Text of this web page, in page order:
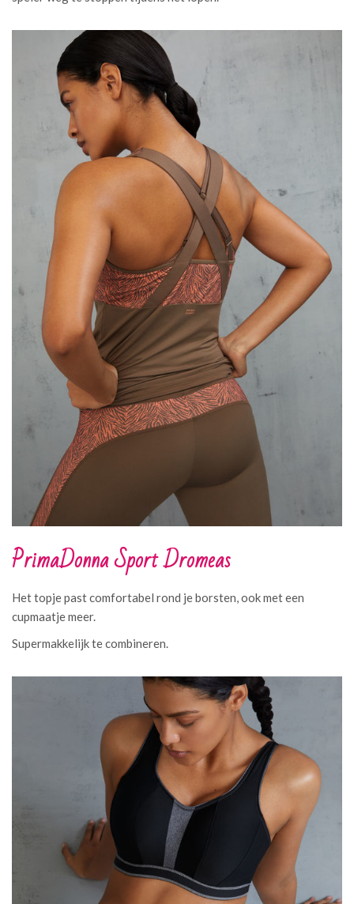
PrimaDonna Sport Dromeas
Het topje past comfortabel rond je borsten, ook met een
cupmaatje meer.
Supermakkelijk te combineren.